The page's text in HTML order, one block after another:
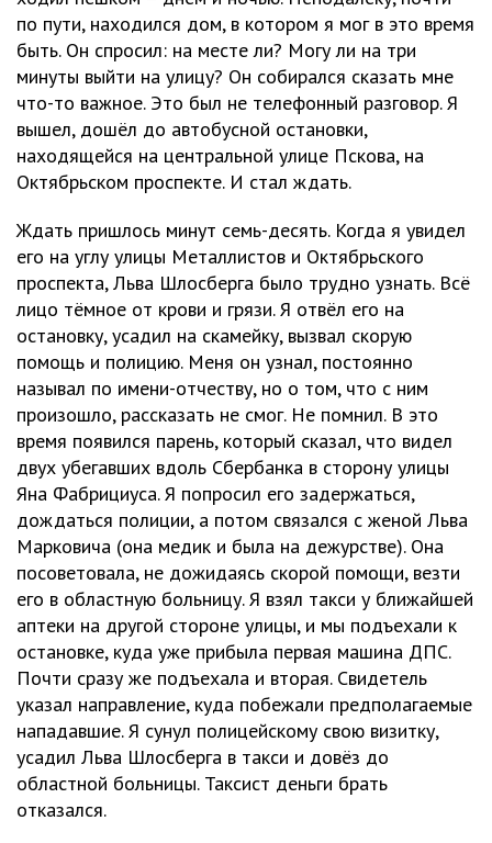
по пути, находился дом, в котором я мог в это время
быть. Он спросил: на месте ли? Могу ли на три
минуты выйти на улицу? Он собирался сказать мне
что-то важное. Это был не телефонный разговор. Я
вышел, дошёл до автобусной остановки,
находящейся на центральной улице Пскова, на
Октябрьском проспекте. И стал ждать.
Ждать пришлось минут семь-десять. Когда я увидел
его на углу улицы Металлистов и Октябрьского
проспекта, Льва Шлосберга было трудно узнать. Всё
лицо тёмное от крови и грязи. Я отвёл его на
остановку, усадил на скамейку, вызвал скорую
помощь и полицию. Меня он узнал, постоянно
называл по имени-отчеству, но о том, что с ним
произошло, рассказать не смог. Не помнил. В это
время появился парень, который сказал, что видел
двух убегавших вдоль Сбербанка в сторону улицы
Яна Фабрициуса. Я попросил его задержаться,
дождаться полиции, а потом связался с женой Льва
Марковича (она медик и была на дежурстве). Она
посоветовала, не дожидаясь скорой помощи, везти
его в областную больницу. Я взял такси у ближайшей
аптеки на другой стороне улицы, и мы подъехали к
остановке, куда уже прибыла первая машина ДПС.
Почти сразу же подъехала и вторая. Свидетель
указал направление, куда побежали предполагаемые
нападавшие. Я сунул полицейскому свою визитку,
усадил Льва Шлосберга в такси и довёз до
областной больницы. Таксист деньги брать
отказался.